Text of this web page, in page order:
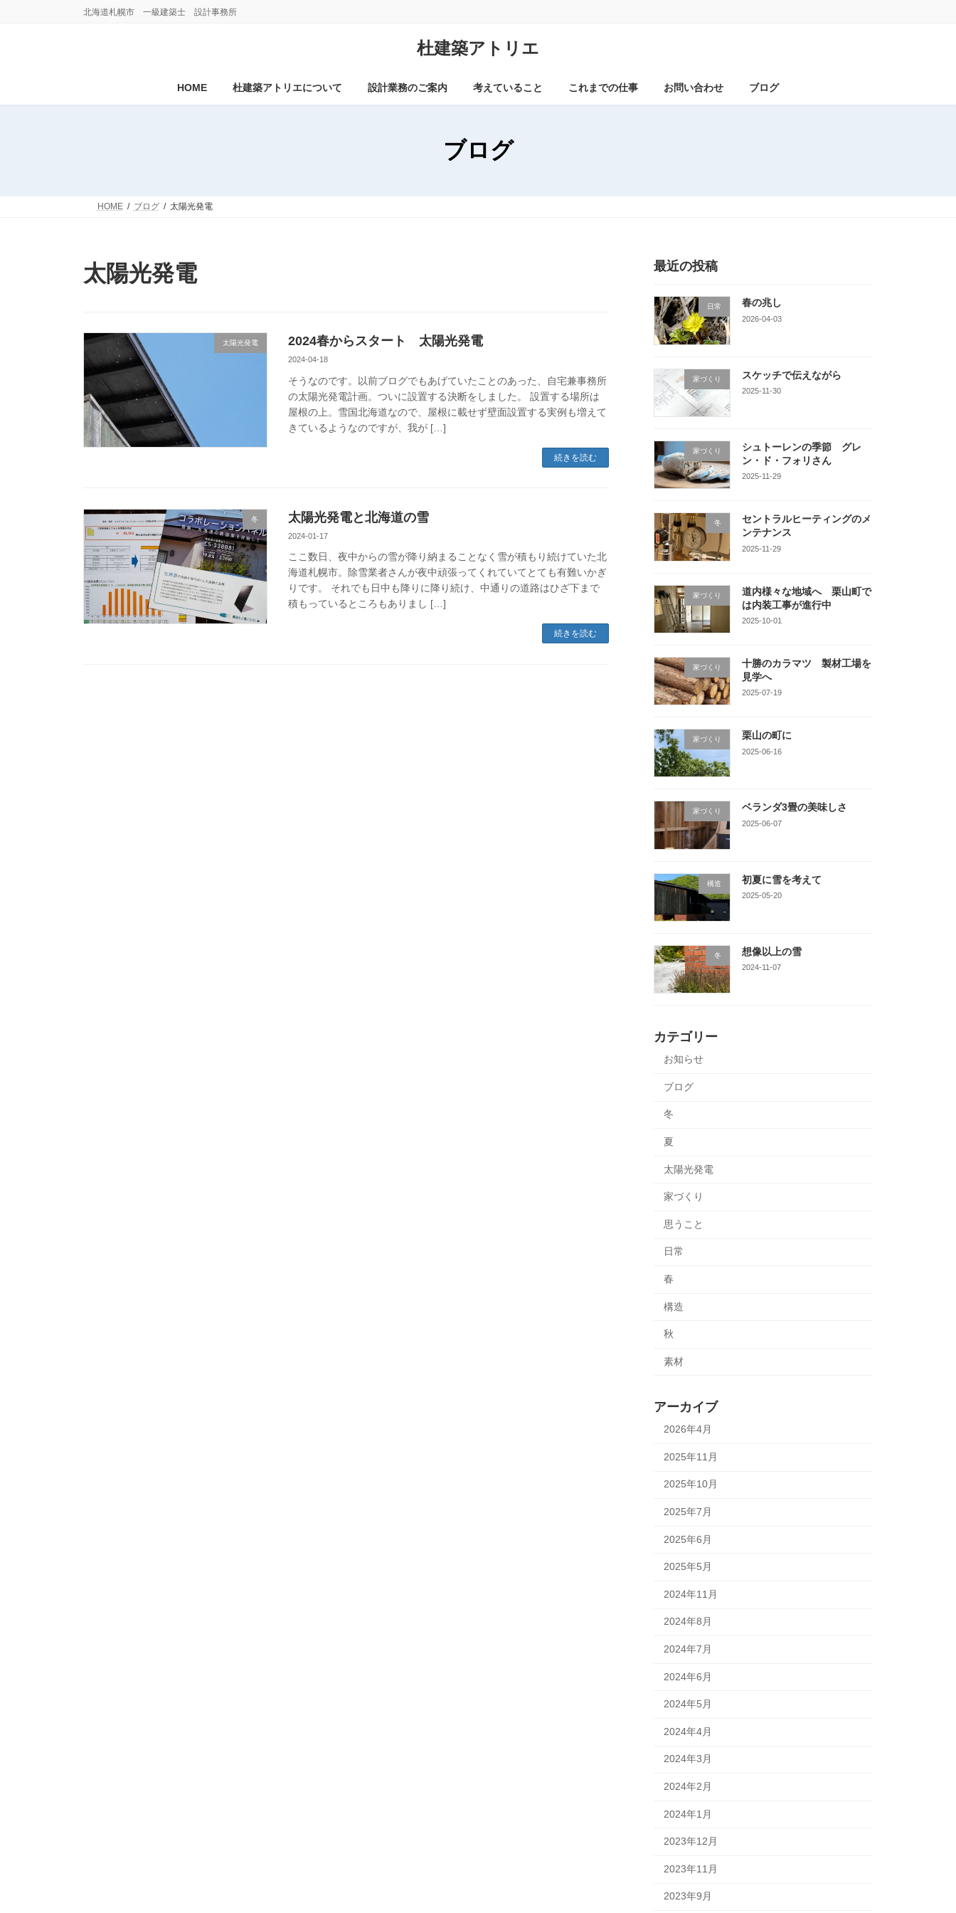
北海道札幌市 一級建築士 設計事務所
杜建築アトリエ
HOME 杜建築アトリエについて 設計業務のご案内 考えていること これまでの仕事 お問い合わせ ブログ
ブログ
HOME ブログ 太陽光発電
太陽光発電
太陽光発電 2024春からスタート 太陽光発電
2024-04-18
そうなのです。以前ブログでもあげていたことのあった、自宅兼事務所
の太陽光発電計画。ついに設置する決断をしました。 設置する場所は
屋根の上。雪国北海道なので、屋根に載せず壁面設置する実例も増えて
きているようなのですが、我が […]
続きを読む
冬 太陽光発電と北海道の雪
2024-01-17
ここ数日、夜中からの雪が降り納まることなく雪が積もり続けていた北
海道札幌市。除雪業者さんが夜中頑張ってくれていてとても有難いかぎ
りです。 それでも日中も降りに降り続け、中通りの道路はひざ下まで
積もっているところもありまし […]
続きを読む
最近の投稿
日常 春の兆し
2026-04-03
家づくり スケッチで伝えながら
2025-11-30
家づくり
シュトーレンの季節 グレ
ン・ド・フォリさん
2025-11-29
冬
セントラルヒーティングのメ
ンテナンス
2025-11-29
家づくり
道内様々な地域へ 栗山町で
は内装工事が進行中
2025-10-01
家づくり
十勝のカラマツ 製材工場を
見学へ
2025-07-19
家づくり 栗山の町に
2025-06-16
家づくり ベランダ3畳の美味しさ
2025-06-07
構造 初夏に雪を考えて
2025-05-20
冬 想像以上の雪
2024-11-07
カテゴリー
お知らせ
ブログ
冬
夏
太陽光発電
家づくり
思うこと
日常
春
構造
秋
素材
アーカイブ
2026年4月
2025年11月
2025年10月
2025年7月
2025年6月
2025年5月
2024年11月
2024年8月
2024年7月
2024年6月
2024年5月
2024年4月
2024年3月
2024年2月
2024年1月
2023年12月
2023年11月
2023年9月